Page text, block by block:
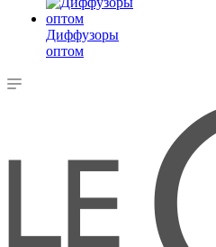
Диффузоры
оптом